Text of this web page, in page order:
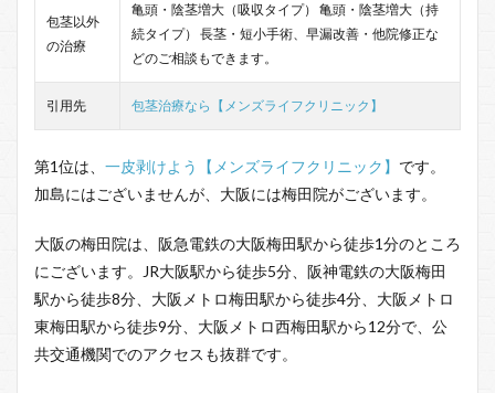
包茎以外
の治療
亀頭・陰茎増大（吸収タイプ） 亀頭・陰茎増大（持
続タイプ） 長茎・短小手術、早漏改善・他院修正な
どのご相談もできます。
引用先 包茎治療なら【メンズライフクリニック】
第1位は、 一皮剥けよう【メンズライフクリニック】 です。
加島にはございませんが、大阪には梅田院がございます。
大阪の梅田院は、阪急電鉄の大阪梅田駅から徒歩1分のところ
にございます。JR大阪駅から徒歩5分、阪神電鉄の大阪梅田
駅から徒歩8分、大阪メトロ梅田駅から徒歩4分、大阪メトロ
東梅田駅から徒歩9分、大阪メトロ西梅田駅から12分で、公
共交通機関でのアクセスも抜群です。